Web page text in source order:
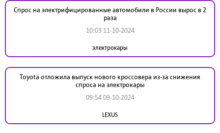
Спрос на электрифицированные автомобили в России вырос в 2
раза
10:03 11-10-2024
электрокары
Toyota отложила выпуск нового кроссовера из-за снижения
спроса на электрокары
09:54 09-10-2024
LEXUS